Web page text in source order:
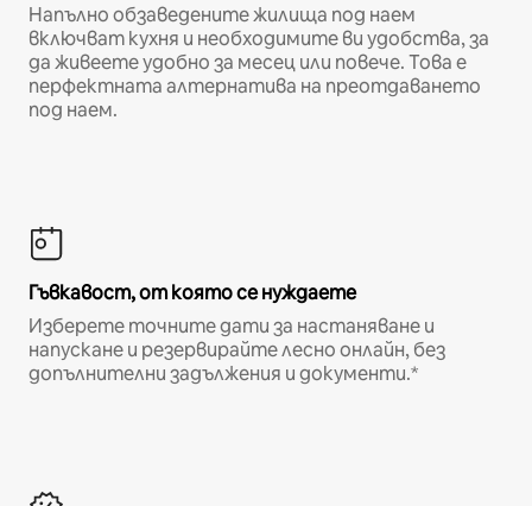
Напълно обзаведените жилища под наем
включват кухня и необходимите ви удобства, за
да живеете удобно за месец или повече. Това е
перфектната алтернатива на преотдаването
под наем.
Гъвкавост, от която се нуждаете
Изберете точните дати за настаняване и
напускане и резервирайте лесно онлайн, без
допълнителни задължения и документи.*